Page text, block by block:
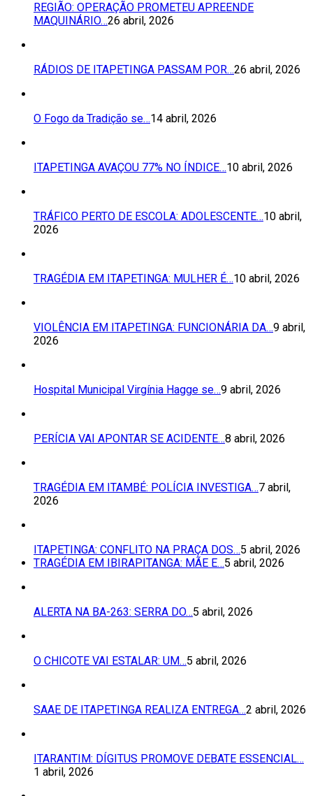
REGIÃO: OPERAÇÃO PROMETEU APREENDE
MAQUINÁRIO…26 abril, 2026
RÁDIOS DE ITAPETINGA PASSAM POR…26 abril, 2026
O Fogo da Tradição se…14 abril, 2026
ITAPETINGA AVAÇOU 77% NO ÍNDICE…10 abril, 2026
TRÁFICO PERTO DE ESCOLA: ADOLESCENTE…10 abril,
2026
TRAGÉDIA EM ITAPETINGA: MULHER É…10 abril, 2026
VIOLÊNCIA EM ITAPETINGA: FUNCIONÁRIA DA…9 abril,
2026
Hospital Municipal Virgínia Hagge se…9 abril, 2026
PERÍCIA VAI APONTAR SE ACIDENTE…8 abril, 2026
TRAGÉDIA EM ITAMBÉ: POLÍCIA INVESTIGA…7 abril,
2026
ITAPETINGA: CONFLITO NA PRAÇA DOS…5 abril, 2026
TRAGÉDIA EM IBIRAPITANGA: MÃE E…5 abril, 2026
ALERTA NA BA-263: SERRA DO…5 abril, 2026
O CHICOTE VAI ESTALAR: UM…5 abril, 2026
SAAE DE ITAPETINGA REALIZA ENTREGA…2 abril, 2026
ITARANTIM: DÍGITUS PROMOVE DEBATE ESSENCIAL…
1 abril, 2026